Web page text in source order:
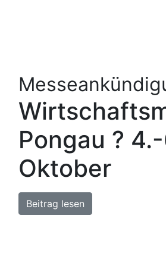
Pongau ?
Oktober
Beitrag lesen